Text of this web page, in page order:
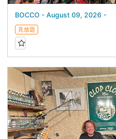
BOCCO - August 09, 2026 -
見放題